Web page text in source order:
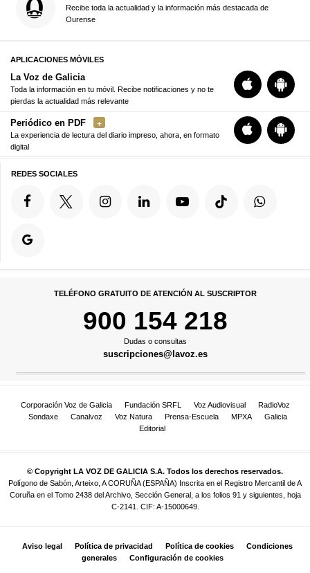
Recibe toda la actualidad y la información más destacada de
Ourense
APLICACIONES MÓVILES
La Voz de Galicia
Toda la información en tu móvil. Recibe notificaciones y no te
pierdas la actualidad más relevante
Periódico en PDF
La experiencia de lectura del diario impreso, ahora, en formato
digital
REDES SOCIALES
TELÉFONO GRATUITO DE ATENCIÓN AL SUSCRIPTOR
900 154 218
Dudas o consultas
suscripciones@lavoz.es
Corporación Voz de Galicia Fundación SRFL Voz Audiovisual
RadioVoz
Sondaxe
Canalvoz Voz Natura Prensa-Escuela MPXA
Galicia
Editorial
© Copyright LA VOZ DE GALICIA S.A. Todos los derechos reservados.
Polígono de Sabón, Arteixo, A CORUÑA (ESPAÑA) Inscrita en el Registro Mercantil de A
Coruña en el Tomo 2438 del Archivo, Sección General, a los folios 91 y siguientes, hoja
C-2141. CIF: A-15000649.
Aviso legal Política de privacidad Política de cookies
Condiciones
generales
Configuración de cookies